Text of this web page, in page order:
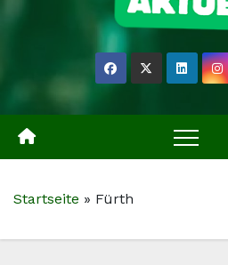
Startseite » Fürth